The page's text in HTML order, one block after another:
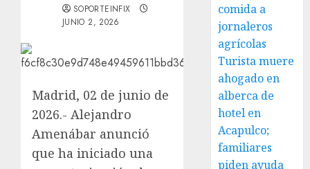
SOPORTEINFIX
JUNIO 2, 2026
Madrid, 02 de junio de
2026.- Alejandro
Amenábar anunció
que ha iniciado una
comida a
jornaleros
agrícolas
Turista muere
ahogado en
alberca de
hotel en
Acapulco;
familiares
piden ayuda